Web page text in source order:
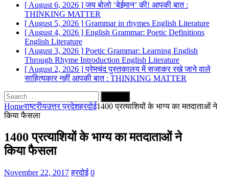
[ August 6, 2026 ]जय बोलो ‘बेईमान’ की! आपकी बात :
THINKING MATTER
[ August 5, 2026 ] Grammar in rhymes English Literature
[ August 4, 2026 ] English Grammar: Poetic Definitions
English Literature
[ August 3, 2026 ] Poetic Grammar: Learning English
Through Rhyme Introduction English Literature
[ August 2, 2026 ]प्रेमचंद पुस्तकालय में सजाकर रखे जाने वाले
साहित्यकार नहीं आपकी बात : THINKING MATTER
Search
for:
Homeराष्ट्रीयउत्तर प्रदेशहरदोई1400 प्रत्याशियों के भाग्य का मतदाताओं ने
किया फैसला
1400 प्रत्याशियों के भाग्य का मतदाताओं ने
किया फैसला
November 22, 2017 हरदोई 0